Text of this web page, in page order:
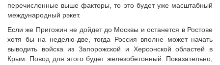
перечисленные выше факторы, то это будет уже масштабный
международный рэкет.
Если же Пригожин не дойдет до Москвы и останется в Ростове
хотя бы на неделю-две, тогда Россия вполне может начать
выводить войска из Запорожской и Херсонской областей в
Крым. Повод для этого будет железобетонный. Показательно,